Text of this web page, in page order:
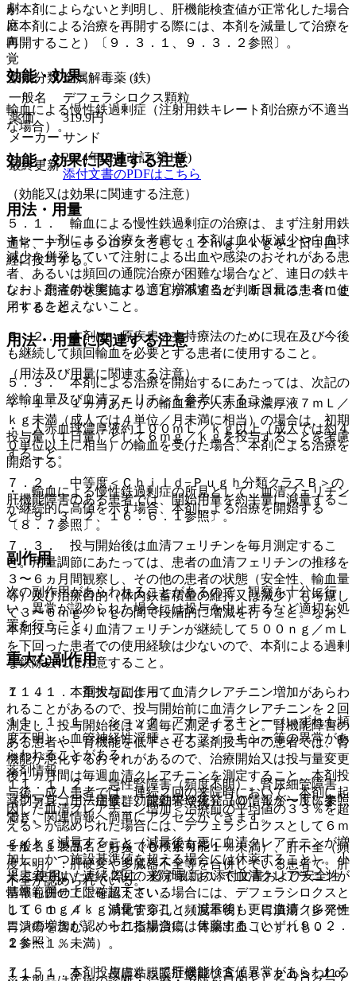
が本剤によらないと判明し、肝機能検査値が正常化した場合
に本剤による治療を再開する際には、本剤を減量して治療を
再開すること）〔９．３．１、９．３．２参照〕。
効能・効果
輸血による慢性鉄過剰症（注射用鉄キレート剤治療が不適当
な場合）。
効能・効果に関連する注意
（効能又は効果に関連する注意）
５．１． 輸血による慢性鉄過剰症の治療は、まず注射用鉄
キレート剤による治療を考慮し、本剤は血小板減少や白血球
減少を併発していて注射による出血や感染のおそれがある患
者、あるいは頻回の通院治療が困難な場合など、連日の鉄キ
レート剤注射を実施することが不適当と判断される患者に使
用すること。
５．２． 本剤は、原疾患の支持療法のために現在及び今後
も継続して頻回輸血を必要とする患者に使用すること。
５．３． 本剤による治療を開始するにあたっては、次記の
総輸血量及び血清フェリチンを参考にすること。
・ 人赤血球濃厚液約１００ｍＬ／ｋｇ以上（成人では約４
０単位以上に相当）の輸血を受けた場合、本剤による治療を
開始する。
・ 輸血による慢性鉄過剰症の所見として、血清フェリチン
が継続的に高値を示す場合、本剤による治療を開始する
〔８．７参照〕。
副作用
次の副作用があらわれることがあるので、観察を十分に行
い、異常が認められた場合には投与を中止するなど適切な処
置を行うこと。
重大な副作用
１１．１． 重大な副作用
１１．１．１． ショック、アナフィラキシー（いずれも頻
度不明）：血管神経性浮腫、アナフィラキシー等の異常があ
らわれることがある。
１１．１．２． 急性腎障害（頻度不明）、腎尿細管障害
（ファンコニー症候群、尿細管壊死）（０．１％〜１％未
満）。
１１．１．３． 肝炎（０．１％〜１％未満）、肝不全（頻
度不明）：肝硬変や多臓器不全等を合併している患者で、肝
不全が認められている。
１１．１．４． 消化管穿孔（頻度不明）、胃潰瘍（多発性
胃潰瘍を含む）、十二指腸潰瘍、胃腸出血（いずれも０．
１％〜１％未満）。
１１．１．５． 皮膚粘膜眼症候群（Ｓｔｅｖｅｎｓ−Ｊｏ
劇
麻
向
覚
薬効分類 金属解毒薬 (鉄)
一般名
デフェラシロクス顆粒
薬価
319.9円
メーカー サンド
最終更新
2024年02月改訂(第1版)
添付文書のPDFはこちら
用法・用量
通常、デフェラシロクスとして１２ｍｇ／ｋｇを１日１回、
経口投与する。
なお、患者の状態により適宜増減するが、１日量は１８ｍｇ
／ｋｇを超えないこと。
用法・用量に関連する注意
（用法及び用量に関連する注意）
７．１． １ヵ月あたりの輸血量が人赤血球濃厚液７ｍＬ／
ｋｇ未満（成人では４単位／月未満に相当）の場合は、初期
投与量（１日量）として６ｍｇ／ｋｇを投与することを考慮
すること。
７．２． 中等度＜Ｃｈｉｌｄ−Ｐｕｇｈ分類クラスＢ＞の
肝機能障害のある患者では、開始用量を約半量に減量するこ
と〔９．３．２、１６．６．１参照〕。
７．３． 投与開始後は血清フェリチンを毎月測定するこ
と。用量調節にあたっては、患者の血清フェリチンの推移を
３〜６ヵ月間観察し、その他の患者の状態（安全性、輸血量
等）及び治療目的（体内鉄蓄積量の維持又は減少）も考慮し
て３〜６ｍｇ／ｋｇの間で段階的に増減を行うこと。なお、
本剤投与により血清フェリチンが継続して５００ｎｇ／ｍＬ
を下回った患者での使用経験は少ないので、本剤による過剰
な鉄除去には注意すること。
７．４． 本剤投与によって血清クレアチニン増加があらわ
れることがあるので、投与開始前に血清クレアチニンを２回
測定し、投与開始後は４週毎に測定すること。腎機能障害の
ある患者や、腎機能を低下させる薬剤投与中の患者では、腎
機能が悪化するおそれがあるので、治療開始又は投与量変更
後１ヵ月間は毎週血清クレアチニンを測定すること。本剤投
与後、成人患者では、連続２回の来院時において、本剤に起
因した血清クレアチニン増加＜治療前の平均値の３３％を超
える＞が認められた場合には、デフェラシロクスとして６ｍ
ｇ／ｋｇ減量すること（減量後も更に血清クレアチニンが増
加し、かつ施設基準値を超える場合には休薬すること）。小
児患者では、連続２回の来院時において血清クレアチニンが
基準範囲の上限を超えている場合には、デフェラシロクスと
して６ｍｇ／ｋｇ減量すること（減量後も更に血清クレアチ
ニンの増加が認められる場合には休薬すること）〔９．２．
２参照〕。
７．５． 本剤投与によって肝機能検査値異常があらわれる
薬剤情報
薬剤写真、用法用量、効能効果や後発品の情報が一度に参照
でき、関連情報へ簡単にアクセスができます。
一般名、製品名どちらでも検索可能！
※ ご使用いただく際に、必ず最新の添付文書および安全性
情報も併せてご確認下さい。